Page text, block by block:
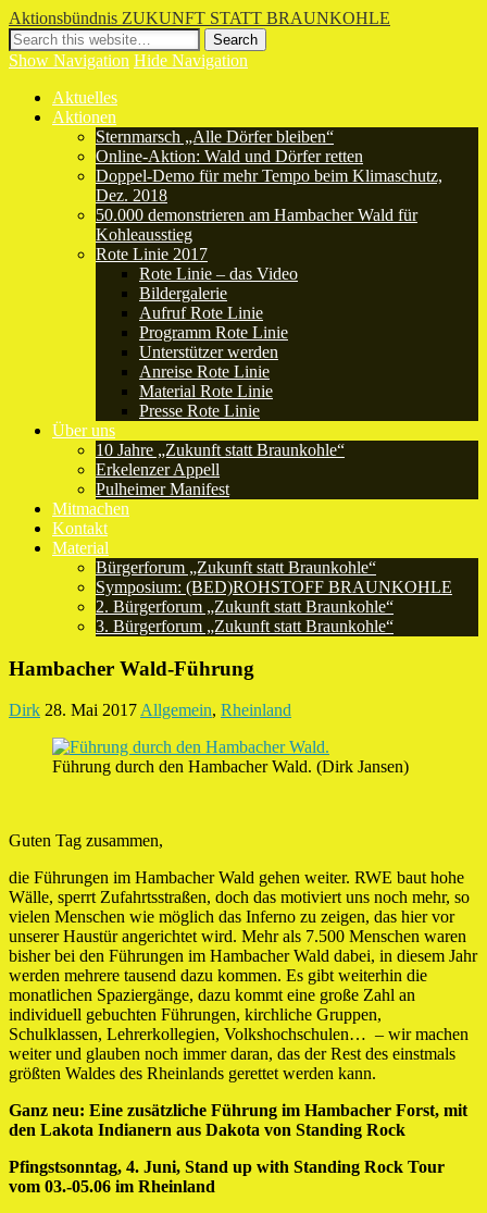
Aktionsbündnis ZUKUNFT STATT BRAUNKOHLE
Show Navigation Hide Navigation
Aktuelles
Aktionen
Sternmarsch „Alle Dörfer bleiben“
Online-Aktion: Wald und Dörfer retten
Doppel-Demo für mehr Tempo beim Klimaschutz,
Dez. 2018
50.000 demonstrieren am Hambacher Wald für
Kohleausstieg
Rote Linie 2017
Rote Linie – das Video
Bildergalerie
Aufruf Rote Linie
Programm Rote Linie
Unterstützer werden
Anreise Rote Linie
Material Rote Linie
Presse Rote Linie
Über uns
10 Jahre „Zukunft statt Braunkohle“
Erkelenzer Appell
Pulheimer Manifest
Mitmachen
Kontakt
Material
Bürgerforum „Zukunft statt Braunkohle“
Symposium: (BED)ROHSTOFF BRAUNKOHLE
2. Bürgerforum „Zukunft statt Braunkohle“
3. Bürgerforum „Zukunft statt Braunkohle“
Hambacher Wald-Führung
Dirk 28. Mai 2017Allgemein, Rheinland
Führung durch den Hambacher Wald. (Dirk Jansen)
Guten Tag zusammen,
die Führungen im Hambacher Wald gehen weiter. RWE baut hohe
Wälle, sperrt Zufahrtsstraßen, doch das motiviert uns noch mehr, so
vielen Menschen wie möglich das Inferno zu zeigen, das hier vor
unserer Haustür angerichtet wird. Mehr als 7.500 Menschen waren
bisher bei den Führungen im Hambacher Wald dabei, in diesem Jahr
werden mehrere tausend dazu kommen. Es gibt weiterhin die
monatlichen Spaziergänge, dazu kommt eine große Zahl an
individuell gebuchten Führungen, kirchliche Gruppen,
Schulklassen, Lehrerkollegien, Volkshochschulen… – wir machen
weiter und glauben noch immer daran, das der Rest des einstmals
größten Waldes des Rheinlands gerettet werden kann.
Ganz neu: Eine zusätzliche Führung im Hambacher Forst, mit
den Lakota Indianern aus Dakota von Standing Rock
Pfingstsonntag, 4. Juni, Stand up with Standing Rock Tour
vom 03.-05.06 im Rheinland